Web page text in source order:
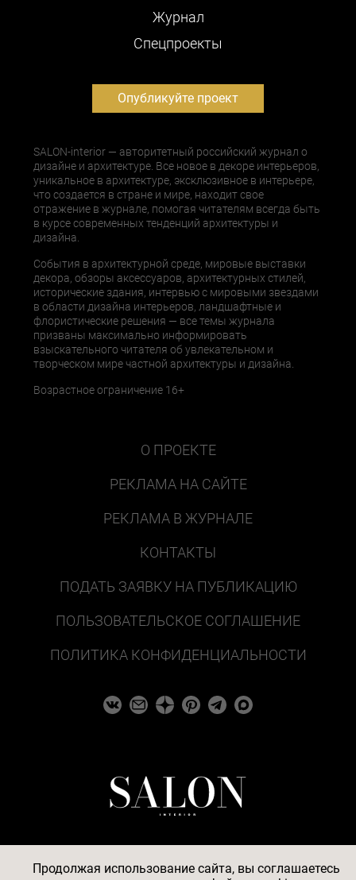
Журнал
Cпецпроекты
Опубликуйте проект
SALON-interior — авторитетный российский журнал о
дизайне и архитектуре. Все новое в декоре интерьеров,
уникальное в архитектуре, эксклюзивное в интерьере,
что создается в стране и мире, находит свое
отражение в журнале, помогая читателям всегда быть
в курсе современных тенденций архитектуры и
дизайна.
События в архитектурной среде, мировые выставки
декора, обзоры аксессуаров, архитектурных стилей,
исторические здания, интервью с мировыми звездами
в области дизайна интерьеров, ландшафтные и
флористические решения — все темы журнала
призваны максимально информировать
взыскательного читателя об увлекательном и
творческом мире частной архитектуры и дизайна.
Возрастное ограничение 16+
О ПРОЕКТЕ
РЕКЛАМА НА САЙТЕ
РЕКЛАМА В ЖУРНАЛЕ
КОНТАКТЫ
ПОДАТЬ ЗАЯВКУ НА ПУБЛИКАЦИЮ
ПОЛЬЗОВАТЕЛЬСКОЕ СОГЛАШЕНИЕ
ПОЛИТИКА КОНФИДЕНЦИАЛЬНОСТИ
Продолжая использование сайта, вы соглашаетесь